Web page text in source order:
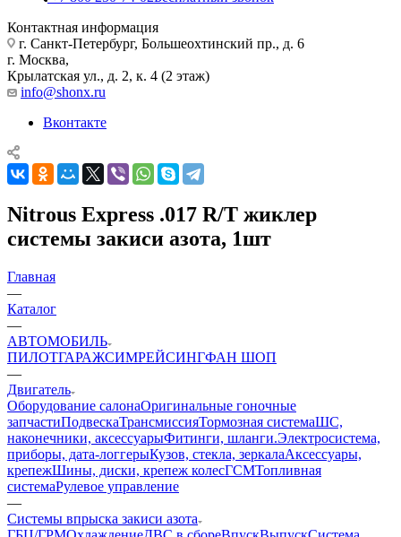
Контактная информация
г. Санкт-Петербург, Большеохтинский пр., д. 6
г. Москва,
Крылатская ул., д. 2, к. 4 (2 этаж)
info@shonx.ru
Вконтакте
Nitrous Express .017 R/T жиклер
системы закиси азота, 1шт
Главная
—
Каталог
—
АВТОМОБИЛЬ
ПИЛОТГАРАЖСИМРЕЙСИНГФАН ШОП
—
Двигатель
Оборудование салонаОригинальные гоночные
запчастиПодвескаТрансмиссияТормозная системаШС,
наконечники, аксессуарыФитинги, шланги.Электросистема,
приборы, дата-логгерыКузов, стекла, зеркалаАксессуары,
крепежШины, диски, крепеж колесГСМТопливная
системаРулевое управление
—
Системы впрыска закиси азота